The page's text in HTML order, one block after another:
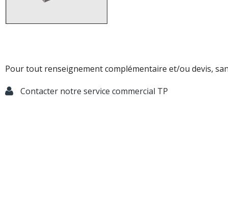
Pour tout renseignement complémentaire et/ou devis,
Contacter notre service commercial TP